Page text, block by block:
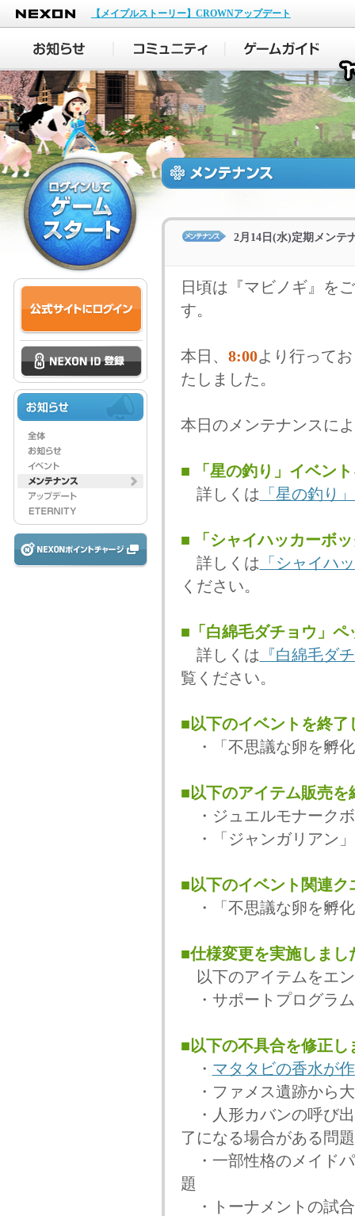
NEXON
【メイプルストーリー】CROWNアップデート
2月14日(水)定期メンテ
日頃は『マビノギ』を
す。
本日、 8:00より行って
たしました。
本日のメンテナンスに
■ 「星の釣り」イベン
詳しくは 「星の釣り
■ 「シャイハッカーボ
詳しくは 「シャイハ
ください。
■「白綿毛ダチョウ」
詳しくは 『白綿毛ダ
覧ください。
■以下のイベントを終了
・「不思議な卵を孵
■以下のアイテム販売を
・ジュエルモナーク
・「ジャンガリアン
■以下のイベント関連
・「不思議な卵を孵
■仕様変更を実施しまし
以下のアイテムをエ
・サポートプログラ
■以下の不具合を修正し
・ マタタビの香水が
・ファメス遺跡から
・人形カバンの呼び
了になる場合がある問題
・一部性格のメイド
題
・トーナメントの試